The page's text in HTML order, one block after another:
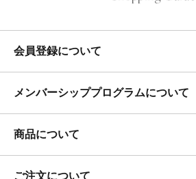
会員登録について
メンバーシッププログラムについて
商品について
ご注文について